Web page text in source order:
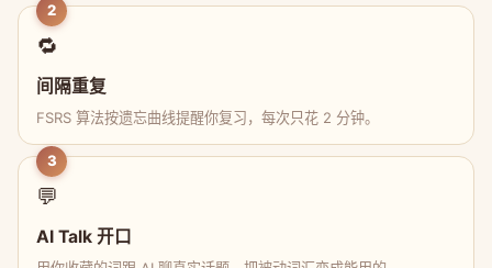
2
🔁
间隔重复
FSRS 算法按遗忘曲线提醒你复习，每次只花 2 分钟。
3
💬
AI Talk 开口